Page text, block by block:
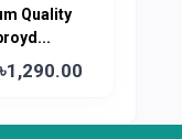
Quality